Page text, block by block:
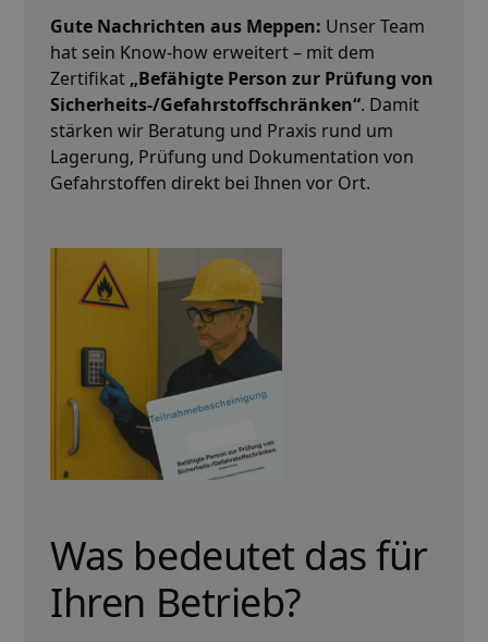
Gute Nachrichten aus Meppen: Unser Team
hat sein Know-how erweitert – mit dem
Zertifikat „Befähigte Person zur Prüfung von
Sicherheits-/Gefahrstoffschränken“. Damit
stärken wir Beratung und Praxis rund um
Lagerung, Prüfung und Dokumentation von
Gefahrstoffen direkt bei Ihnen vor Ort.
Was bedeutet das für
Ihren Betrieb?